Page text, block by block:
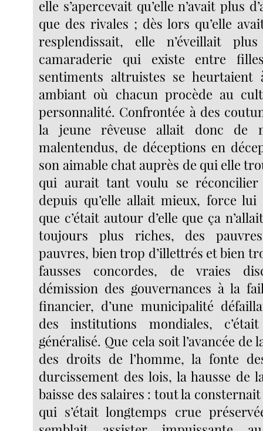
elle s’apercevait qu’elle n’avait plus
que des rivales ; dès lors qu’elle
resplendissait, elle n’éveillait
camaraderie qui existe entre
sentiments altruistes se heurtaient
ambiant où chacun procède au
personnalité. Confrontée à des
la jeune rêveuse allait donc de
malentendus, de déceptions en
son aimable chat auprès de qui elle
qui aurait tant voulu se réconcilier
depuis qu’elle allait mieux, force lui
que c’était autour d’elle que ça
toujours plus riches, des
pauvres, bien trop d’illettrés et bien
fausses concordes, de vraies
démission des gouvernances à la
financier, d’une municipalité
des institutions mondiales,
généralisé. Que cela soit l’avancée de
des droits de l’homme, la fonte
durcissement des lois, la hausse de
baisse des salaires : tout la
qui s’était longtemps crue